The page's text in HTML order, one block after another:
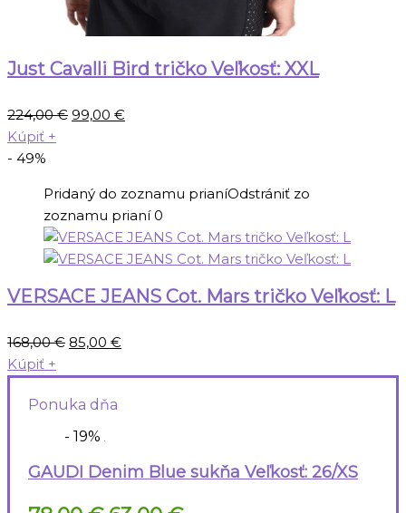
Just Cavalli Bird tričko Veľkosť: XXL
224,00€ Pôvodná
99,00 €
Kúpiť +
- 49%
Pridaný do zoznamu prianíOdstrániť zo
zoznamu prianí 0
VERSACE JEANS Cot. Mars tričko Veľkosť: L
168,00€ Pôvodná
168,00 €.
85,00 €
Kúpiť +
Ponuka dňa
- 19%
GAUDI Denim Blue sukňa Veľkosť: 26/XS